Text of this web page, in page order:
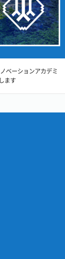
ベーションアカデミ
ます